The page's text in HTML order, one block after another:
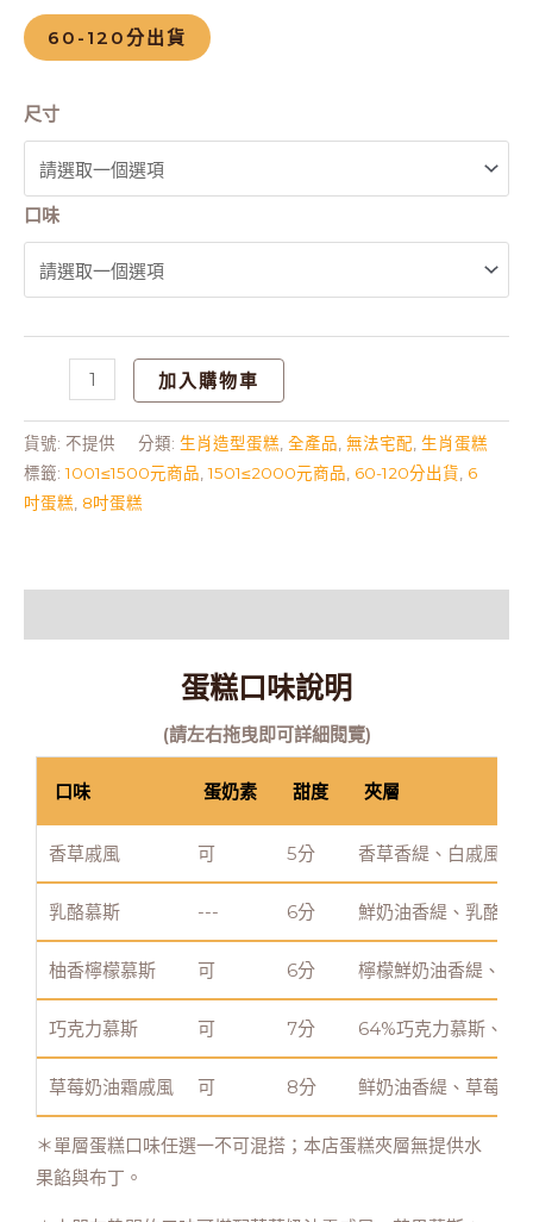
60-120分出貨
尺寸
口味
加入購物車
貨號: 不提供 分類: 生肖造型蛋糕, 全產品, 無法宅配, 生肖蛋糕
標籤:1001≤1500元商品,1501≤2000元商品, 60-120分出貨, 6
吋蛋糕, 8吋蛋糕
蛋糕口味說明
(請左右拖曳即可詳細閱覽)
口味 蛋奶素 甜度 夾層
香草戚風 可 5分 香草香緹、白戚風
乳酪慕斯 --- 6分 鮮奶油香緹、乳酪慕
柚香檸檬慕斯 可 6分 檸檬鮮奶油香緹、柚
巧克力慕斯 可 7分 64%巧克力慕斯、黑
草莓奶油霜戚風 可 8分 鲜奶油香緹、草莓奶
＊單層蛋糕口味任選一不可混搭；本店蛋糕夾層無提供水
果餡與布丁。